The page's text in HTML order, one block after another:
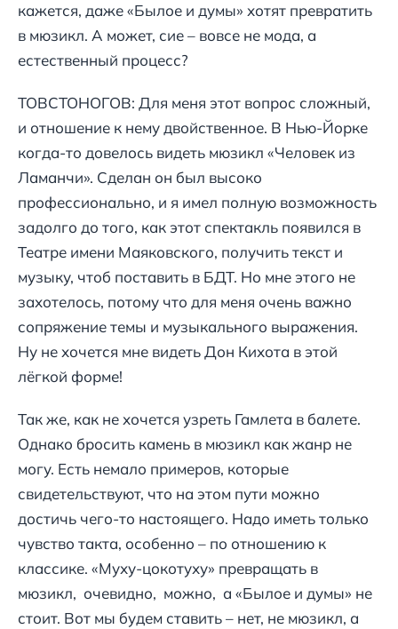
кажется, даже «Былое и думы» хотят превратить
в мюзикл. А может, сие – вовсе не мода, а
естественный процесс?
ТОВСТОНОГОВ: Для меня этот вопрос сложный,
и отношение к нему двойственное. В Нью-Йорке
когда-то довелось видеть мюзикл «Человек из
Ламанчи». Сделан он был высоко
профессионально, и я имел полную возможность
задолго до того, как этот спектакль появился в
Театре имени Маяковского, получить текст и
музыку, чтоб поставить в БДТ. Но мне этого не
захотелось, потому что для меня очень важно
сопряжение темы и музыкального выражения.
Ну не хочется мне видеть Дон Кихота в этой
лёгкой форме!
Так же, как не хочется узреть Гамлета в балете.
Однако бросить камень в мюзикл как жанр не
могу. Есть немало примеров, которые
свидетельствуют, что на этом пути можно
достичь чего-то настоящего. Надо иметь только
чувство такта, особенно – по отношению к
классике. «Муху-цокотуху» превращать в
мюзикл, очевидно, можно, а «Былое и думы» не
стоит. Вот мы будем ставить – нет, не мюзикл, а